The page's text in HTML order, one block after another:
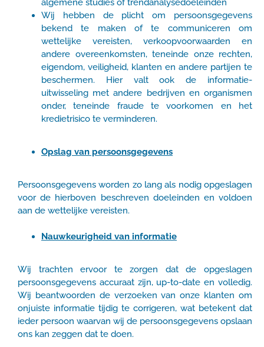
algemene studies of trendanalysedoeleinden
Wij hebben de plicht om persoonsgegevens
bekend te maken of te communiceren om
wettelijke vereisten, verkoopvoorwaarden en
andere overeenkomsten, teneinde onze rechten,
eigendom, veiligheid, klanten en andere partijen te
beschermen. Hier valt ook de informatie-
uitwisseling met andere bedrijven en organismen
onder, teneinde fraude te voorkomen en het
kredietrisico te verminderen.
Opslag van persoonsgegevens
Persoonsgegevens worden zo lang als nodig opgeslagen
voor de hierboven beschreven doeleinden en voldoen
aan de wettelijke vereisten.
Nauwkeurigheid van informatie
Wij trachten ervoor te zorgen dat de opgeslagen
persoonsgegevens accuraat zijn, up-to-date en volledig.
Wij beantwoorden de verzoeken van onze klanten om
onjuiste informatie tijdig te corrigeren, wat betekent dat
ieder persoon waarvan wij de persoonsgegevens opslaan
ons kan zeggen dat te doen.